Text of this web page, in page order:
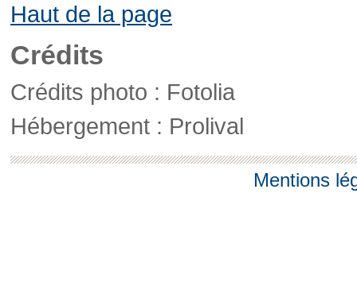
Haut de la page
Crédits
Crédits photo : Fotolia
Hébergement : Prolival
Mentions